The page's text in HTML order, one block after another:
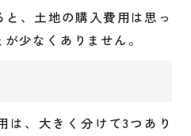
、土地の購入費用は思っ
少なくありません。
は、大きく分けて3つあり